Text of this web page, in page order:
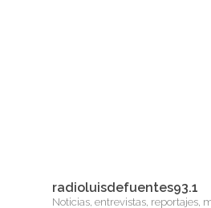
radioluisdefuentes93.1
Noticias, entrevistas, reportajes,